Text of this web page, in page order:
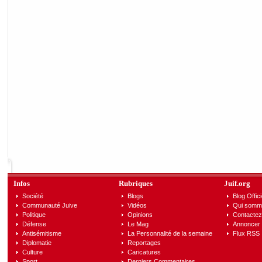
Infos
Société
Communauté Juive
Politique
Défense
Antisémitisme
Diplomatie
Culture
Rubriques
Blogs
Vidéos
Opinions
Le Mag
La Personnalité de la semaine
Reportages
Caricatures
Juif.org
Blog
Qui
Annoncer
Flux RSS